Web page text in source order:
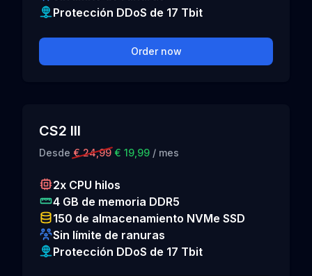
Protección DDoS de 17 Tbit
Order now
CS2 III
Desde € 24,99 € 19,99 / mes
2x CPU hilos
4 GB de memoria DDR5
150 de almacenamiento NVMe SSD
Sin límite de ranuras
Protección DDoS de 17 Tbit